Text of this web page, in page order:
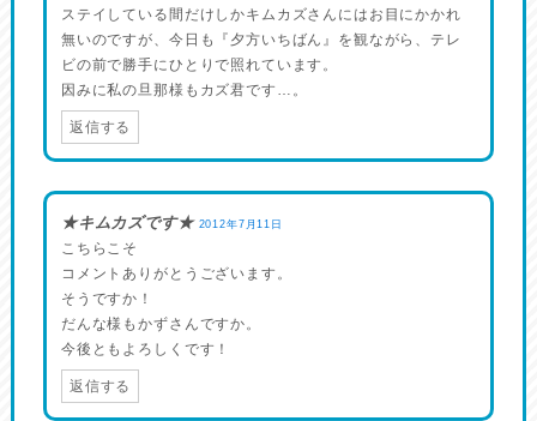
ステイしている間だけしかキムカズさんにはお目にかかれ
無いのですが、今日も『夕方いちばん』を観ながら、テレ
ビの前で勝手にひとりで照れています。
因みに私の旦那様もカズ君です…。
返信する
★キムカズです★ 2012年7月11日
こちらこそ
コメントありがとうございます。
そうですか！
だんな様もかずさんですか。
今後ともよろしくです！
返信する